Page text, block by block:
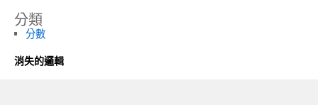
分類
分數
消失的邏輯